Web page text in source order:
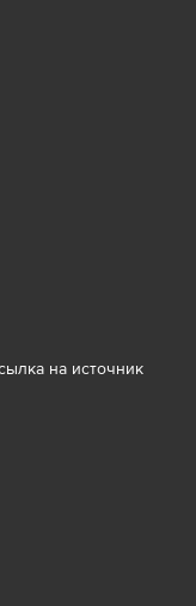
на источник